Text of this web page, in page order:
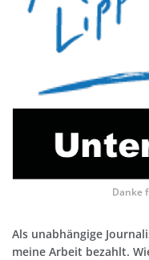
Danke
Als unabhängige
meine Arbeit bezahlt.